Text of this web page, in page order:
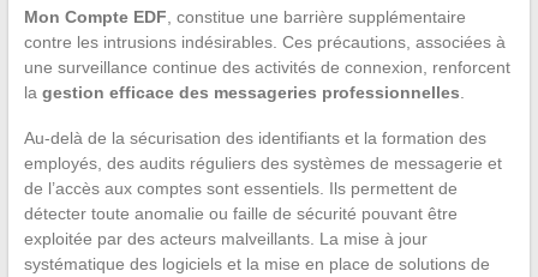
Mon Compte EDF , constitue une barrière supplémentaire
contre les intrusions indésirables. Ces précautions, associées à
une surveillance continue des activités de connexion, renforcent
la gestion efficace des messageries professionnelles
Au-delà de la sécurisation des identifiants et la formation des
employés, des audits réguliers des systèmes de messagerie et
de l’accès aux comptes sont essentiels. Ils permettent de
détecter toute anomalie ou faille de sécurité pouvant être
exploitée par des acteurs malveillants. La mise à jour
systématique des logiciels et la mise en place de solutions de